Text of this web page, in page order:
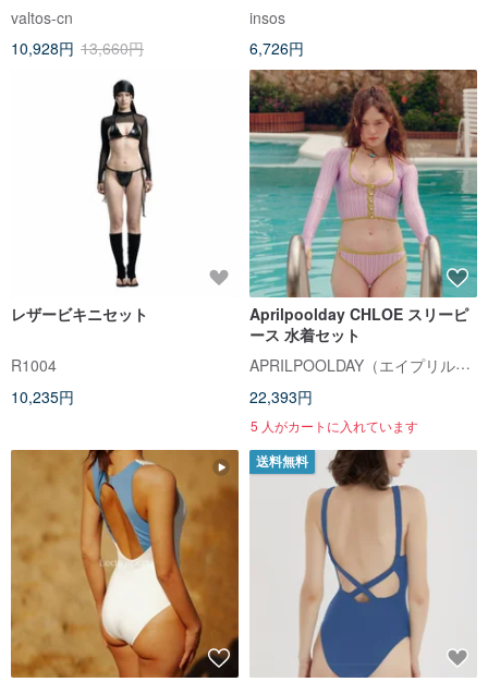
valtos-cn
10,928円 13,660円
insos
6,726円
レザービキニセット
R1004
10,235円
Aprilpoolday CHLOE スリーピ
ース 水着セット
APRILPOOLDAY（エイプリルプールデイ）
22,393円
5 人がカートに入れています
送料無料